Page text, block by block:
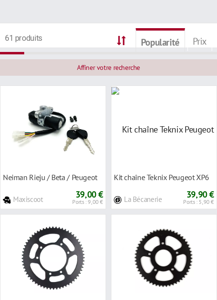
61 produits Popularité Prix
Affiner votre recherche
Neiman Rieju / Beta / Peugeot
Maxiscoot 39,00 €
Ports : 9,00 €
Kit chaîne Teknix Peugeot XP6
La Bécanerie 39,90 €
Ports : 5,90 €